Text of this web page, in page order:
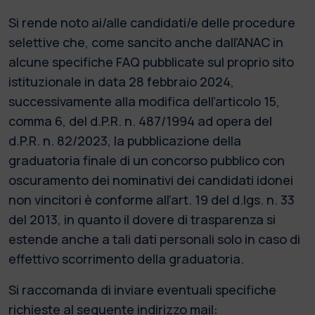
Si rende noto ai/alle candidati/e delle procedure
selettive che, come sancito anche dall’ANAC in
alcune specifiche FAQ pubblicate sul proprio sito
istituzionale in data 28 febbraio 2024,
successivamente alla modifica dell’articolo 15,
comma 6, del d.P.R. n. 487/1994 ad opera del
d.P.R. n. 82/2023, la pubblicazione della
graduatoria finale di un concorso pubblico con
oscuramento dei nominativi dei candidati idonei
non vincitori è conforme all’art. 19 del d.lgs. n. 33
del 2013, in quanto il dovere di trasparenza si
estende anche a tali dati personali solo in caso di
effettivo scorrimento della graduatoria.
Si raccomanda di inviare eventuali specifiche
richieste al seguente indirizzo mail: